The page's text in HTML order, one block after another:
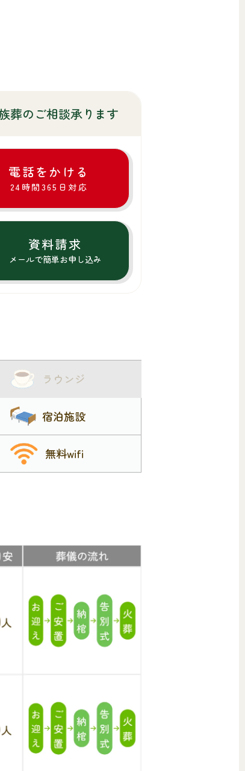
葬のご相談承ります
電話をかける
24時間365日対応
資料請求
メールで簡単お申し込み
ラウンジ
宿泊施設
無料wifi